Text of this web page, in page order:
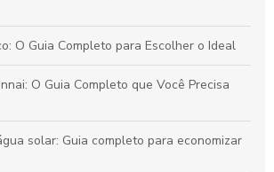
O Guia Completo para Escolher o Ideal
O Guia Completo que Você Precisa
solar: Guia completo para economizar